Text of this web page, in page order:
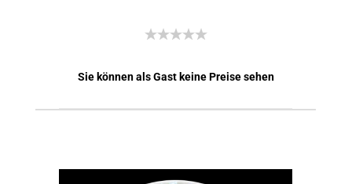
Sie können als Gast keine Preise sehen